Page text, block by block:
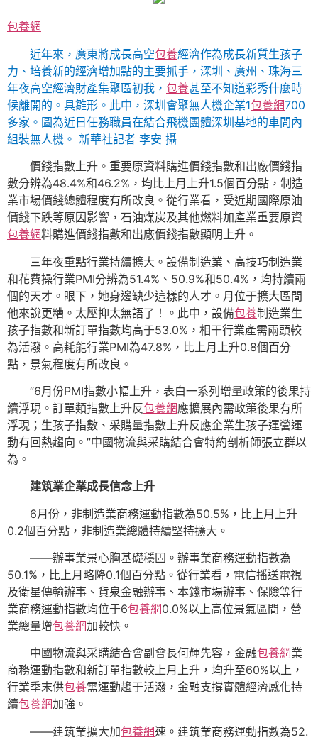
包養網
近年來，廣東將成長高空包養經濟作為成長新質生孩子
力、培養新的經濟增加點的主要抓手，深圳、廣州、珠海三
年夜高空經濟財產集聚區初我， 包養甚至不知道彩秀什麼時
候離開的。具雛形。此中，深圳會聚無人機企業1包養網700
多家。圖為近日任務職員在結合飛機團體深圳基地的車間內
組裝無人機。 新華社記者 李安 攝
價錢指數上升。重要原資料購進價錢指數和出廠價錢指
數分辨為48.4%和46.2%，均比上月上升1.5個百分點，制造
業市場價錢總體程度有所改良。從行業看，受近期國際原油
價錢下跌等原因影響，石油煤炭及其他燃料加產業重要原資
包養網料購進價錢指數和出廠價錢指數顯明上升。
三年夜重點行業持續擴大。設備制造業、高技巧制造業
和花費操行業PMI分辨為51.4%、50.9%和50.4%，均持續兩
個的天才。眼下，她身邊缺少這樣的人才。月位于擴大區間
他來說更糟。太壓抑太無語了！。此中，設備包養制造業生
孩子指數和新訂單指數均高于53.0%，相干行業產需兩頭較
為活潑。高耗能行業PMI為47.8%，比上月上升0.8個百分
點，景氣程度有所改良。
“6月份PMI指數小幅上升，表白一系列增量政策的後果持
續浮現。訂單類指數上升反包養網應擴展內需政策後果有所
浮現；生孩子指數、采購量指數上升反應企業生孩子運營運
動有回熱趨向。”中國物流與采購結合會特約剖析師張立群以
為。
建筑業企業成長信念上升
6月份，非制造業商務運動指數為50.5%，比上月上升
0.2個百分點，非制造業總體持續堅持擴大。
——辦事業景心胸基礎穩固。辦事業商務運動指數為
50.1%，比上月略降0.1個百分點。從行業看，電信播送電視
及衛星傳輸辦事、貨泉金融辦事、本錢市場辦事、保險等行
業商務運動指數均位于6包養網0.0%以上高位景氣區間，營
業總量增包養網加較快。
中國物流與采購結合會副會長何輝先容，金融包養網業
商務運動指數和新訂單指數較上月上升，均升至60%以上，
行業季末供包養需運動趨于活潑，金融支撐實體經濟感化持
續包養網加強。
——建筑業擴大加包養網速。建筑業商務運動指數為52.